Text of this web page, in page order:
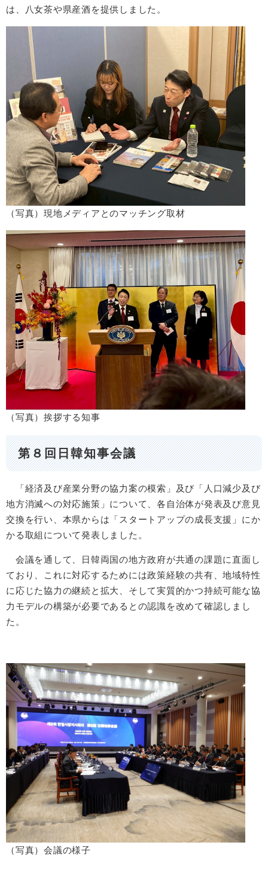
は、八女茶や県産酒を提供しました。
（写真）現地メディアとのマッチング取材
（写真）挨拶する知事
第８回日韓知事会議
「経済及び産業分野の協力案の模索」及び「人口減少及び
地方消滅への対応施策」について、各自治体が発表及び意見
交換を行い、本県からは「スタートアップの成長支援」にか
かる取組について発表しました。
会議を通して、日韓両国の地方政府が共通の課題に直面し
ており、これに対応するためには政策経験の共有、地域特性
に応じた協力の継続と拡大、そして実質的かつ持続可能な協
力モデルの構築が必要であるとの認識を改めて確認しまし
た。
（写真）会議の様子